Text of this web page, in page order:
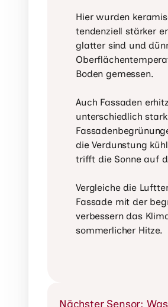
Hier wurden
tendenziell stärker
glatter sind und
Boden gemessen.
Auch Fassaden
unterschiedlich
die Verdunstung
trifft die Sonne auf
Vergleiche die
Fassade mit der
verbessern das
sommerlicher Hitze.
Nächster Sensor: